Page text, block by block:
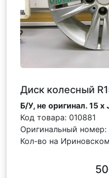
Диск колесный
Б/У, не оригинал. 15 x
Код товара: 010881
Оригинальный номер:
Кол-во на